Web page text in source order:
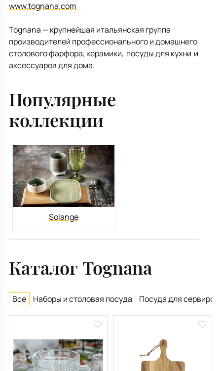
Все для кухни
Детская посуда
Пепельницы
Декоративные блюда
Душевая зона
Мебель для ванной
Аксессуары для ванной
Чехлы на подушку
Подушки-вкладыши
Мебель для хранения
Декор дома
Терраса и балкон
www.tognana.com
Tognana — крупнейшая итальянская группа
производителей профессионального и домашнего
столового фарфора, керамики, посуды для кухни и
аксессуаров для дома.
Популярные
коллекции
Solange
Каталог Tognana
Все Наборы и столовая посуда Посуда для